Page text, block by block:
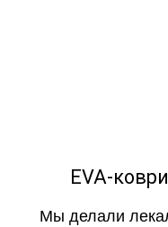
EVA-
Мы делали